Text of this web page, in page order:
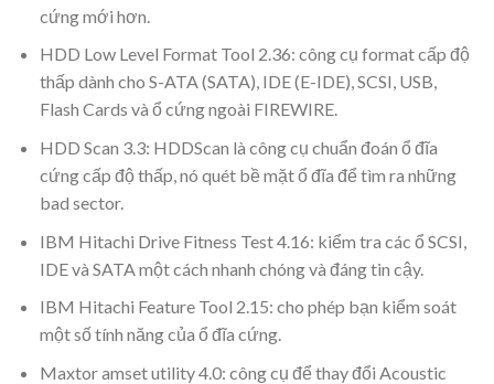
cứng mới hơn.
HDD Low Level Format Tool 2.36: công cụ format cấp độ
thấp dành cho S-ATA (SATA), IDE (E-IDE), SCSI, USB,
Flash Cards và ổ cứng ngoài FIREWIRE.
HDD Scan 3.3: HDDScan là công cụ chuẩn đoán ổ đĩa
cứng cấp độ thấp, nó quét bề mặt ổ đĩa để tìm ra những
bad sector.
IBM Hitachi Drive Fitness Test 4.16: kiểm tra các ổ SCSI,
IDE và SATA một cách nhanh chóng và đáng tin cậy.
IBM Hitachi Feature Tool 2.15: cho phép bạn kiểm soát
một số tính năng của ổ đĩa cứng.
Maxtor amset utility 4.0: công cụ để thay đổi Acoustic